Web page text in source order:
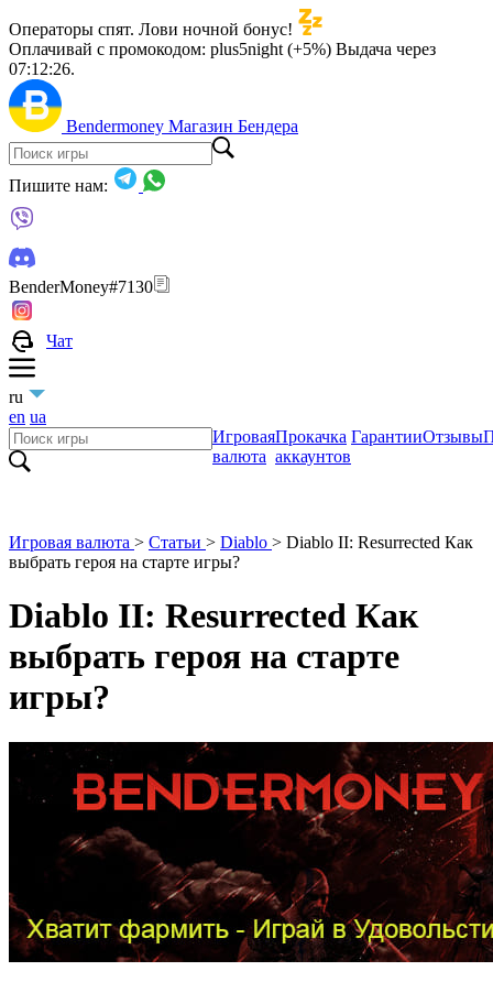
Операторы спят. Лови ночной бонус!
Оплачивай с промокодом: plus5night (+5%) Выдача через
07:12:25.
Bendermoney Магазин Бендера
Пишите нам:
BenderMoney#7130
Чат
ru
en ua
Игровая
валюта
Прокачка
аккаунтов
ГарантииОтзывы
Игровая валюта > Статьи > Diablo > Diablo II: Resurrected Как
выбрать героя на старте игры?
Diablo II: Resurrected Как
выбрать героя на старте
игры?